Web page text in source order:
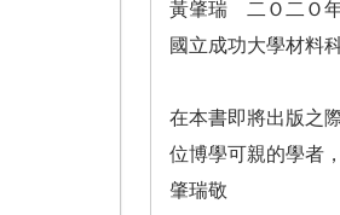
黃肇瑞 二Ｏ二Ｏ
國立成功大學材料
在本書即將出版之
位博學可親的學者
肇瑞敬